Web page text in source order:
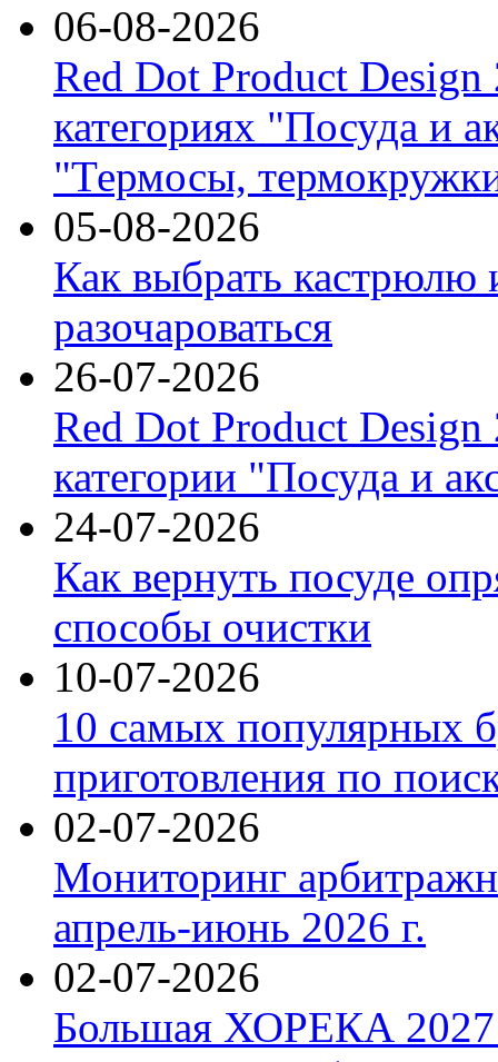
06-08-2026
Red Dot Product Design
категориях "Посуда и
"Термосы,
05-08-2026
Как выбрать кастрюлю
разочароваться
26-07-2026
Red Dot Product Design
категории "Посуда и
24-07-2026
Как вернуть посуде
способы очистки
10-07-2026
10 самых популярных
приготовления по
02-07-2026
Мониторинг
апрель-июнь 2026 г.
02-07-2026
Большая ХОРЕКА 2027: